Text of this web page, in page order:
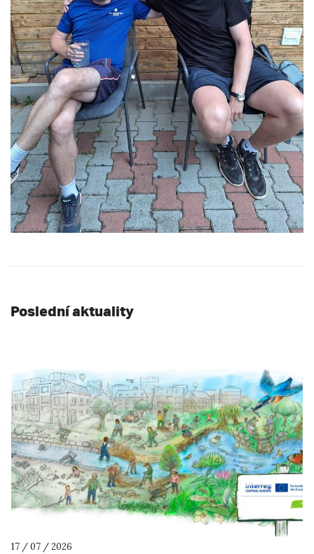
Poslední aktuality
17 / 07 / 2026